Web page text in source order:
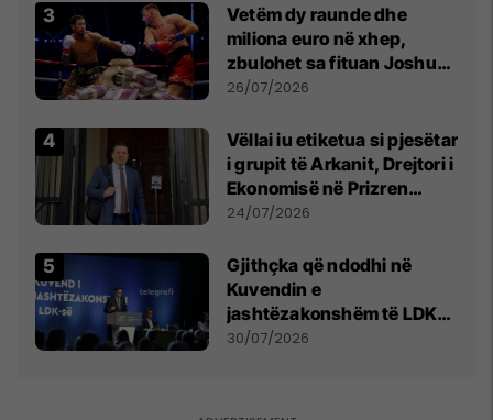
Vetëm dy raunde dhe
miliona euro në xhep,
zbulohet sa fituan Joshua
e Prenga
26/07/2026
Vëllai iu etiketua si pjesëtar
i grupit të Arkanit, Drejtori i
Ekonomisë në Prizren
mohon pretendimet
24/07/2026
Gjithçka që ndodhi në
Kuvendin e
jashtëzakonshëm të LDK-
së
30/07/2026